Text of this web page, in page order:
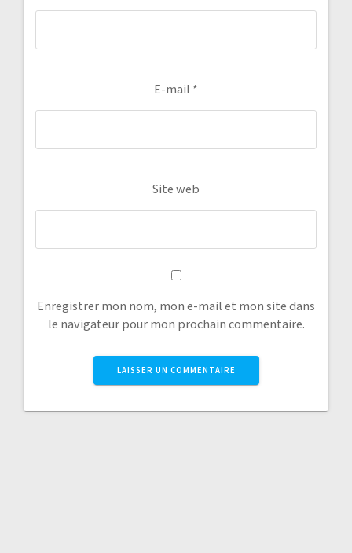
E-mail *
Site web
Enregistrer mon nom, mon e-mail et mon site dans
le navigateur pour mon prochain commentaire.